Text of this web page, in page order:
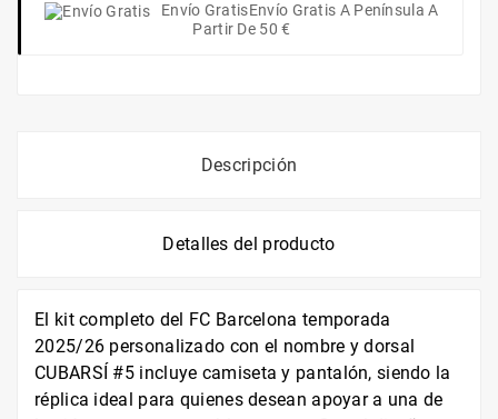
Envío GratisEnvío Gratis A Península A
Partir De 50 €
Descripción
Detalles del producto
El kit completo del FC Barcelona temporada
2025/26 personalizado con el nombre y dorsal
CUBARSÍ #5 incluye camiseta y pantalón, siendo la
réplica ideal para quienes desean apoyar a una de